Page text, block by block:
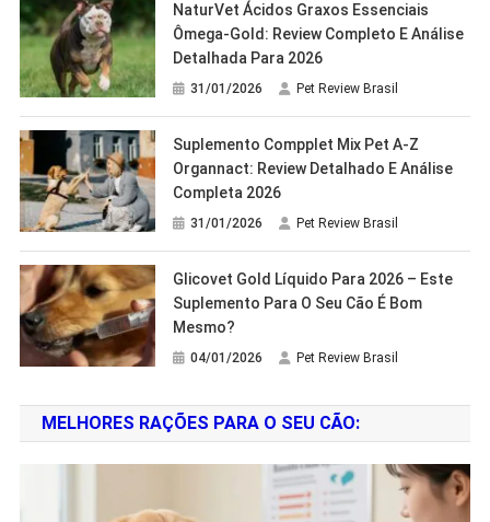
NaturVet Ácidos Graxos Essenciais
Ômega-Gold: Review Completo E Análise
Detalhada Para 2026
31/01/2026 Pet Review Brasil
Suplemento Compplet Mix Pet A-Z
Organnact: Review Detalhado E Análise
Completa 2026
31/01/2026 Pet Review Brasil
Glicovet Gold Líquido Para 2026 – Este
Suplemento Para O Seu Cão É Bom
Mesmo?
04/01/2026 Pet Review Brasil
MELHORES RAÇÕES PARA O SEU CÃO: